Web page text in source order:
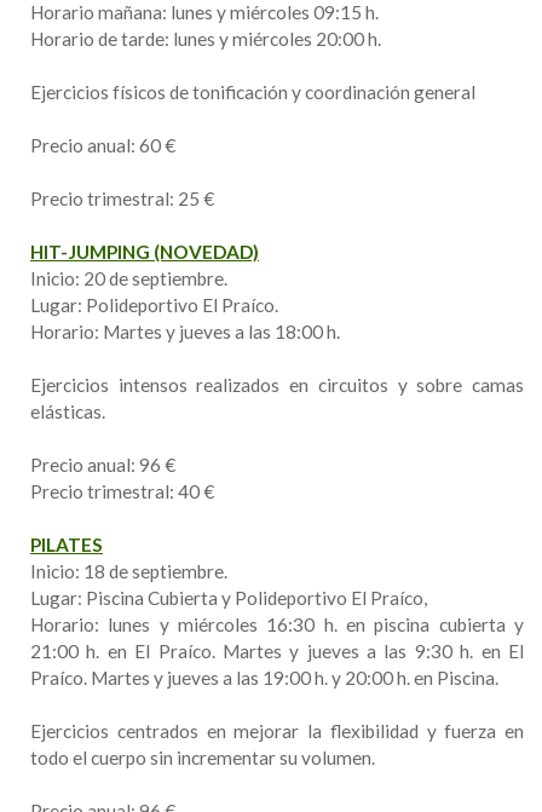
Horario mañana: lunes y miércoles 09:15 h.
Horario de tarde: lunes y miércoles 20:00 h.
Ejercicios físicos de tonificación y coordinación general
Precio anual: 60 €
Precio trimestral: 25 €
HIT-JUMPING (NOVEDAD)
Inicio: 20 de septiembre.
Lugar: Polideportivo El Praíco.
Horario: Martes y jueves a las 18:00 h.
Ejercicios intensos realizados en circuitos y sobre camas
elásticas.
Precio anual: 96 €
Precio trimestral: 40 €
PILATES
Inicio: 18 de septiembre.
Lugar: Piscina Cubierta y Polideportivo El Praíco,
Horario: lunes y miércoles 16:30 h. en piscina cubierta y
21:00 h. en El Praíco. Martes y jueves a las 9:30 h. en El
Praíco. Martes y jueves a las 19:00 h. y 20:00 h. en Piscina.
Ejercicios centrados en mejorar la flexibilidad y fuerza en
todo el cuerpo sin incrementar su volumen.